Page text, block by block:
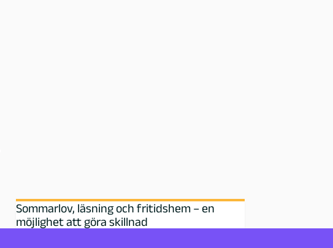
Sommarlov, läsning och fritidshem – en
möjlighet att göra skillnad